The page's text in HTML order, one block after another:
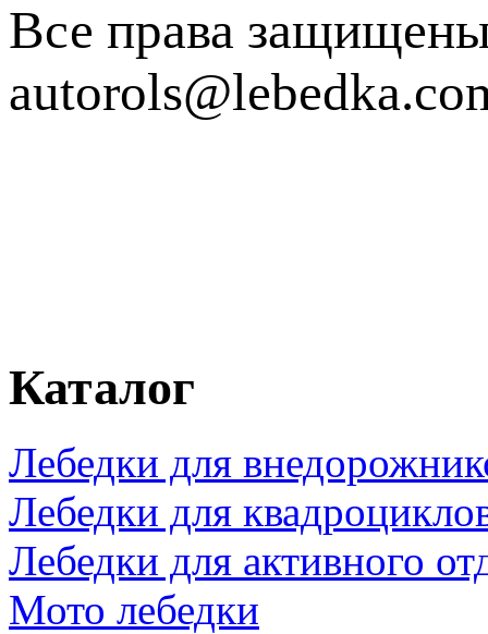
Все права
Каталог
Лебедки для
Лебедки для
Лебедки для активного
Мото лебедки